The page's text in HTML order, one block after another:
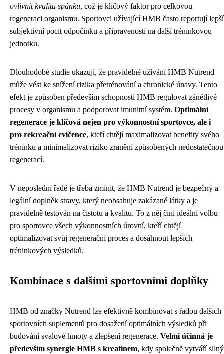
ovlivnit kvalitu spánku, což je klíčový faktor pro celkovou
regeneraci organismu. Sportovci užívající HMB často reportují lepší
subjektivní pocit odpočinku a připravenosti na další tréninkovou
jednotku.
Dlouhodobé studie ukazují, že pravidelné užívání HMB Nutrend
může vést ke snížení rizika přetrénování a chronické únavy. Tento
efekt je způsoben především schopností HMB regulovat zánětlivé
procesy v organismu a podporovat imunitní systém. Optimální
regenerace je klíčová nejen pro výkonnostní sportovce, ale i
pro rekreační cvičence, kteří chtějí maximalizovat benefity svého
tréninku a minimalizovat riziko zranění způsobených nedostatečnou
regenerací.
V neposlední řadě je třeba zmínit, že HMB Nutrend je bezpečný a
legální doplněk stravy, který neobsahuje zakázané látky a je
pravidelně testován na čistotu a kvalitu. To z něj činí ideální volbu
pro sportovce všech výkonnostních úrovní, kteří chtějí
optimalizovat svůj regenerační proces a dosáhnout lepších
tréninkových výsledků.
Kombinace s dalšími sportovními doplňky
HMB od značky Nutrend lze efektivně kombinovat s řadou dalších
sportovních suplementů pro dosažení optimálních výsledků při
budování svalové hmoty a zlepšení regenerace. Velmi účinná je
především synergie HMB s kreatinem, kdy společně vytváří silný